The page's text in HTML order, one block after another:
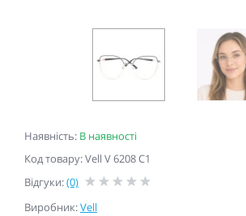
Наявність: В наявності
Код товару: Vell V 6208 C1
Відгуки:(0)
Виробник:Vell